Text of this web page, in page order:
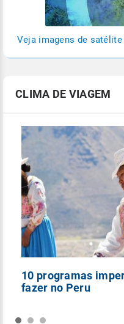
Veja imagens de
CLIMA DE VIAGEM
10 programas
fazer no Peru